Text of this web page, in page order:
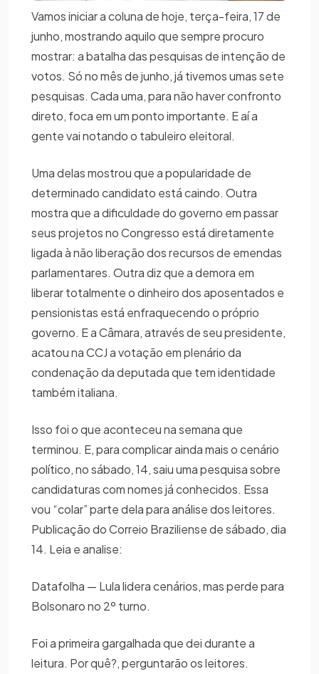
Vamos iniciar a coluna de hoje, terça-feira, 17 de
junho, mostrando aquilo que sempre procuro
mostrar: a batalha das pesquisas de intenção de
votos. Só no mês de junho, já tivemos umas sete
pesquisas. Cada uma, para não haver confronto
direto, foca em um ponto importante. E aí a
gente vai notando o tabuleiro eleitoral.
Uma delas mostrou que a popularidade de
determinado candidato está caindo. Outra
mostra que a dificuldade do governo em passar
seus projetos no Congresso está diretamente
ligada à não liberação dos recursos de emendas
parlamentares. Outra diz que a demora em
liberar totalmente o dinheiro dos aposentados e
pensionistas está enfraquecendo o próprio
governo. E a Câmara, através de seu presidente,
acatou na CCJ a votação em plenário da
condenação da deputada que tem identidade
também italiana.
Isso foi o que aconteceu na semana que
terminou. E, para complicar ainda mais o cenário
político, no sábado, 14, saiu uma pesquisa sobre
candidaturas com nomes já conhecidos. Essa
vou “colar” parte dela para análise dos leitores.
Publicação do Correio Braziliense de sábado, dia
14. Leia e analise:
Datafolha — Lula lidera cenários, mas perde para
Bolsonaro no 2º turno.
Foi a primeira gargalhada que dei durante a
leitura. Por quê?, perguntarão os leitores.